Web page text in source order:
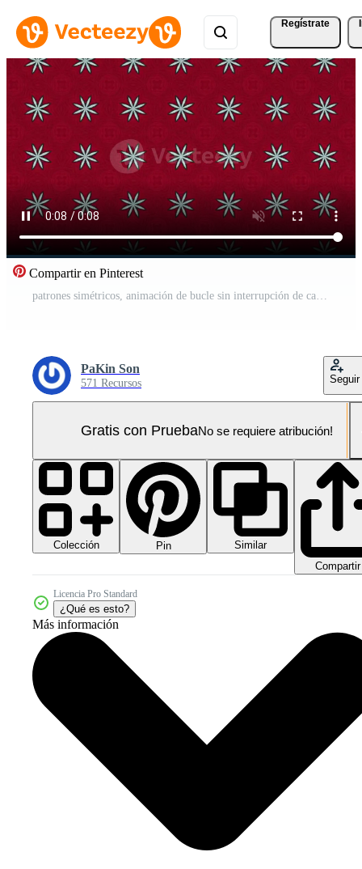
Regístrate
Compartir en Pinterest
patrones simétricos, animación de bucle sin interrupción de caleidoscopio de vj fractal. Vídeo Pro
PaKin Son
571 Recursos Seguir
Gratis con PruebaNo se requiere atribución!
Colección Pin
Similar
Compartir
Licencia Pro Standard
¿Qué es esto?
Más información